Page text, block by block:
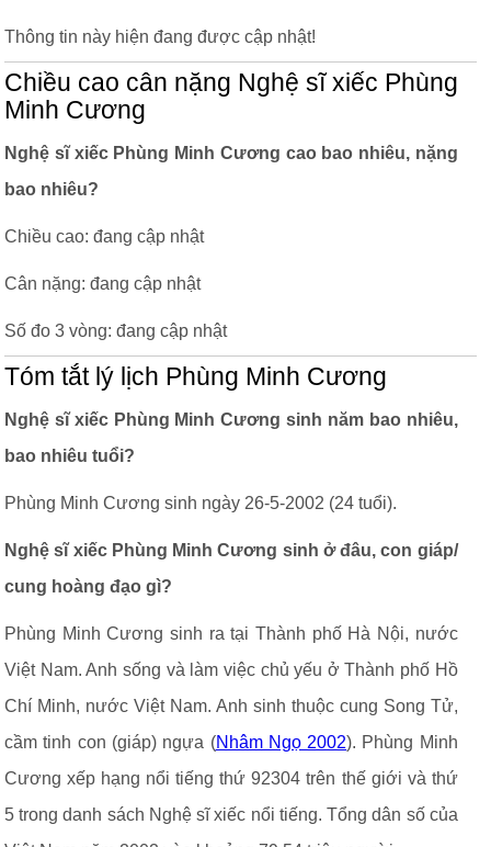
Thông tin này hiện đang được cập nhật!
Chiều cao cân nặng Nghệ sĩ xiếc Phùng
Minh Cương
Nghệ sĩ xiếc Phùng Minh Cương cao bao nhiêu, nặng
bao nhiêu?
Chiều cao: đang cập nhật
Cân nặng: đang cập nhật
Số đo 3 vòng: đang cập nhật
Tóm tắt lý lịch Phùng Minh Cương
Nghệ sĩ xiếc Phùng Minh Cương sinh năm bao nhiêu,
bao nhiêu tuổi?
Phùng Minh Cương sinh ngày 26-5-2002 (24 tuổi).
Nghệ sĩ xiếc Phùng Minh Cương sinh ở đâu, con giáp/
cung hoàng đạo gì?
Phùng Minh Cương sinh ra tại Thành phố Hà Nội, nước
Việt Nam. Anh sống và làm việc chủ yếu ở Thành phố Hồ
Chí Minh, nước Việt Nam. Anh sinh thuộc cung Song Tử,
cầm tinh con (giáp) ngựa (Nhâm Ngọ 2002). Phùng Minh
Cương xếp hạng nổi tiếng thứ 92304 trên thế giới và thứ
5 trong danh sách Nghệ sĩ xiếc nổi tiếng. Tổng dân số của